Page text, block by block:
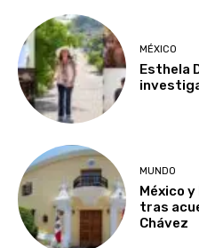
MÉXICO
Esthela
MUNDO
México
tras
Chávez